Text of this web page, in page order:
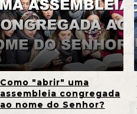
Como "abrir" uma
assembleia congregada
ao nome do Senhor?